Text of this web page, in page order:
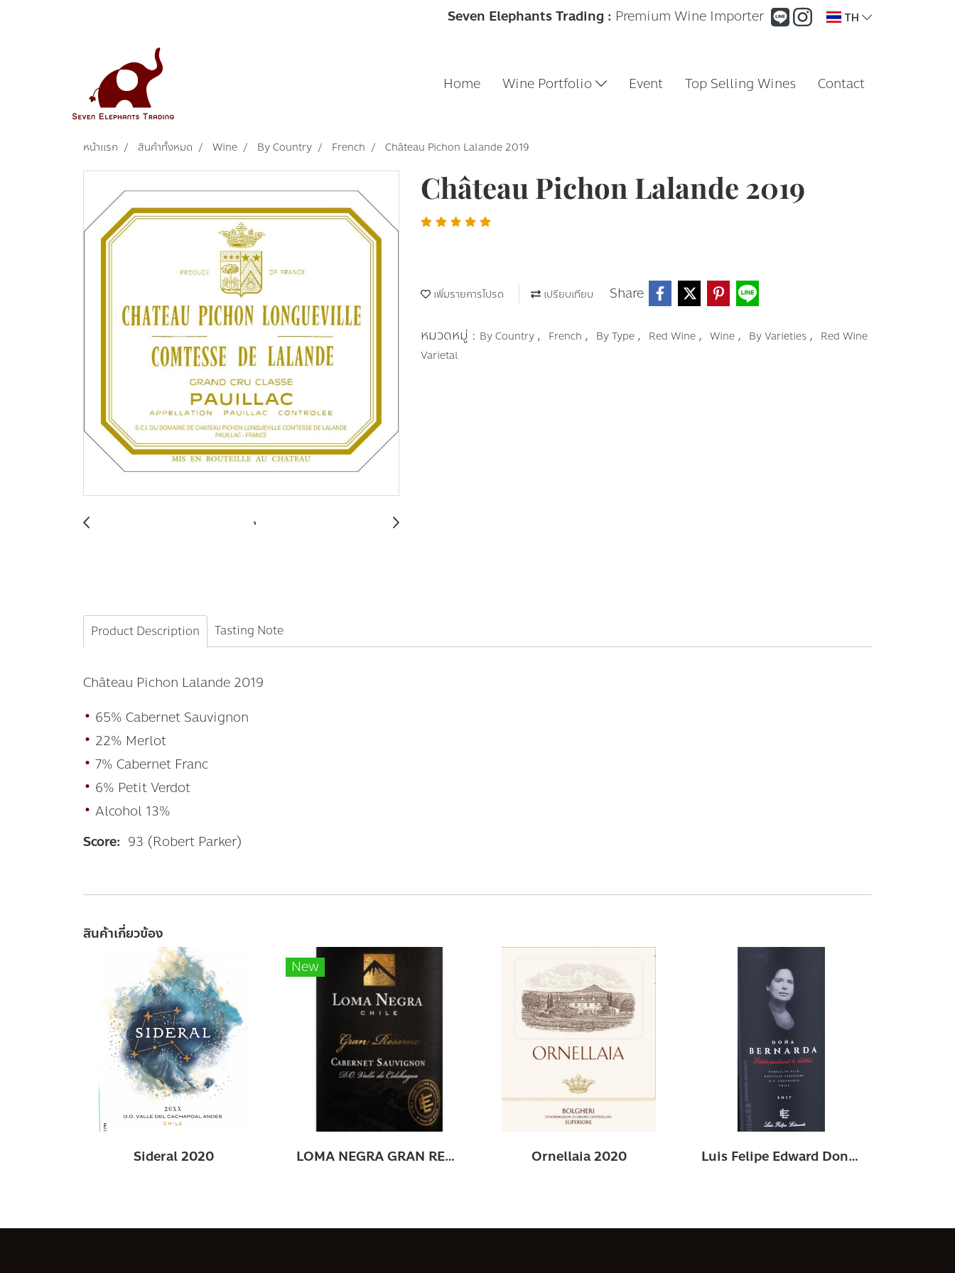
Seven Elephants Trading : Premium Wine Importer TH
Home Wine Portfolio Event Top Selling Wines Contact
หน้าแรก สินค้าทั้งหมด Wine By Country French Château Pichon Lalande 2019
Château Pichon Lalande 2019
เพิ่มรายการโปรด เปรียบเทียบ Share
หมวดหมู่ : By Country , French , By Type , Red Wine , Wine , By Varieties ,
Red Wine
Varietal
Product Description Tasting Note
Château Pichon Lalande 2019
• 65% Cabernet Sauvignon
• 22% Merlot
• 7% Cabernet Franc
• 6% Petit Verdot
• Alcohol 13%
Score: 93 (Robert Parker)
สินค้าเกี่ยวข้อง
Sideral 2020
New
LOMA NEGRA GRAN RESERVA CAB SAUV 2022 Ornellaia 2020 Luis Felipe Edward Dona Bernarda 2018